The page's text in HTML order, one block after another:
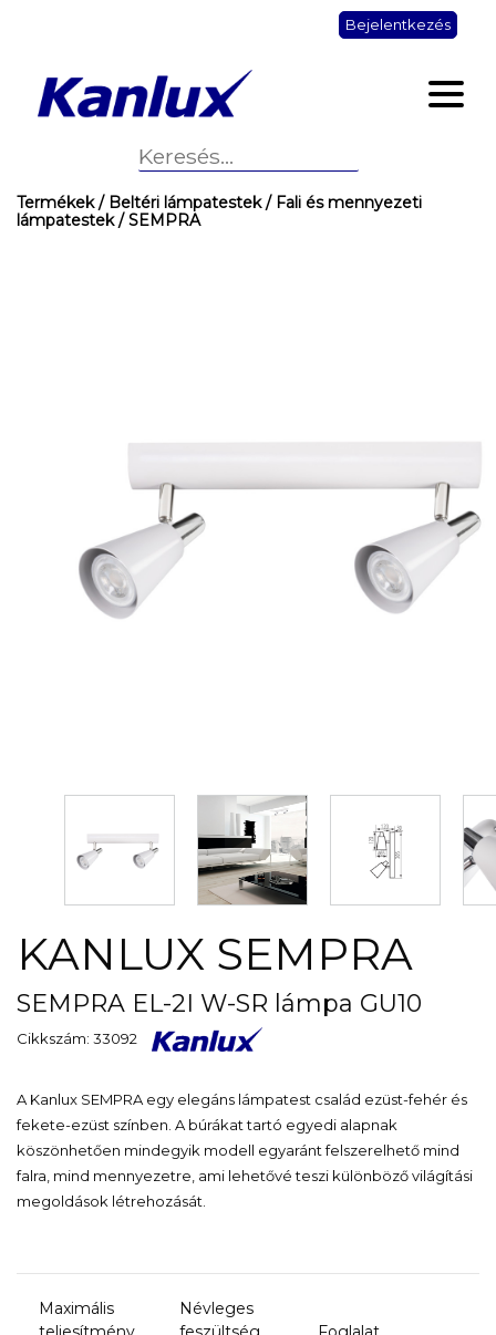
Bejelentkezés
Termékek/ Beltéri lámpatestek/ Fali és mennyezeti
lámpatestek/ SEMPRA
KANLUX SEMPRA
SEMPRA EL-2I W-SR lámpa GU10
Cikkszám: 33092
A Kanlux SEMPRA egy elegáns lámpatest család ezüst-fehér és
fekete-ezüst színben. A búrákat tartó egyedi alapnak
köszönhetően mindegyik modell egyaránt felszerelhető mind
falra, mind mennyezetre, ami lehetővé teszi különböző világítási
megoldások létrehozását.
Maximális
Névleges